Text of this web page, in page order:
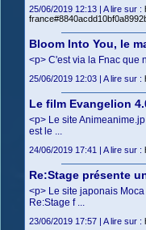
25/06/2019 12:13 | A lire sur :
Bloom Into You, le
<p> C'est via la Fnac que
25/06/2019 12:03 | A lire sur :
Le film Evangelion
<p> Le site
est le ...
24/06/2019 17:41 | A lire sur :
Re:Stage présente
<p> Le site japonais
Re:Stage f ...
23/06/2019 17:57 | A lire sur :